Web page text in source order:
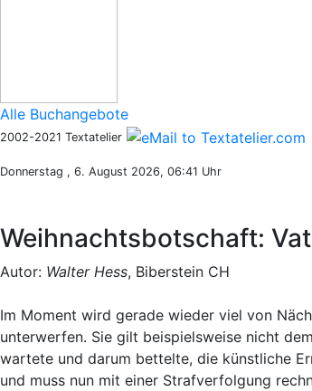
Alle Buchangebote
2002-2021 Textatelier
Donnerstag , 6. August 2026, 06:41 Uhr
Weihnachtsbotschaft:
Autor: Walter Hess, Biberstein CH
Im Moment wird gerade wieder viel von
unterwerfen. Sie gilt beispielsweise nicht
wartete und darum bettelte, die künstliche
und muss nun mit einer Strafverfolgung